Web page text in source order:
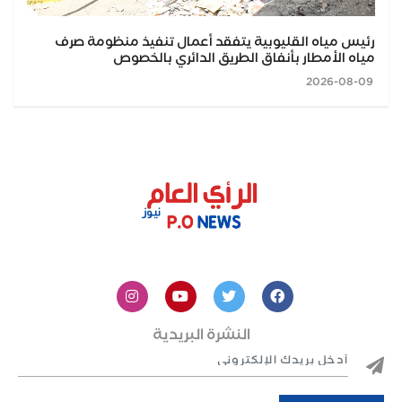
رئيس مياه القليوبية يتفقد أعمال تنفيذ منظومة صرف
مياه الأمطار بأنفاق الطريق الدائري بالخصوص
النشرة البريدية